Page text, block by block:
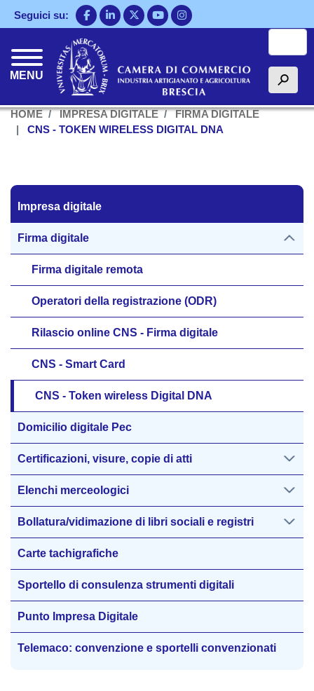
Salta
al
Seguici su:
MENU h
HOME IMPRESA DIGITALE
FIRMA DIGITALE
CNS - TOKEN WIRELESS DIGITAL DNA
Impresa digitale
Impresa digitale
Firma digitale
Firma digitale remota
Operatori della registrazione (ODR)
Rilascio online CNS - Firma digitale
CNS - Smart Card
CNS - Token wireless Digital DNA
Domicilio digitale Pec
Certificazioni, visure, copie di atti
Elenchi merceologici
Bollatura/vidimazione di libri sociali e registri
Carte tachigrafiche
Sportello di consulenza strumenti digitali
Punto Impresa Digitale
Telemaco: convenzione e sportelli convenzionati